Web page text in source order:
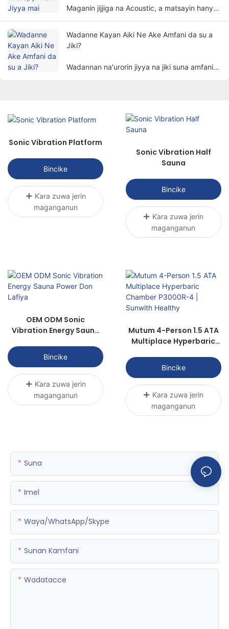
Maganin jijjiga na Acoustic, a matsayin hanya
Wadanne Kayan Aiki Ne Ake Amfani da su a
Jiki?
Wadannan na'urorin jiyya na jiki suna amfani
warkarwa, da kuma dawo da ayyuka.
Sonic Vibration Platform
Bincike
Ƙara zuwa jerin
maganganun
Sonic Vibration Half
Sauna
Bincike
Ƙara zuwa jerin
maganganun
OEM ODM Sonic
Vibration Energy Sauna
Bincike
Ƙara zuwa jerin
maganganun
Mutum 4-Person 1.5 ATA
Multiplace Hyperbaric
Sunwith Healthy
Bincike
Ƙara zuwa jerin
maganganun
Suna
Imel
Waya/WhatsApp/Skype
Sunan Kamfani
Wadatacce